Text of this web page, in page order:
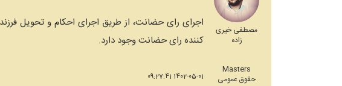
مصطفی خیری
زاده
Masters
حقوق عمومی
اجرای رای حضانت، از طریق اجرای احکام و تحویل
کننده رای حضانت وجود دارد.
1402-05-01 09:27:41